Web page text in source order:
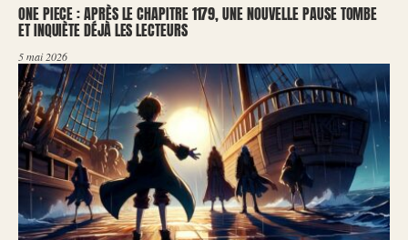
ONE PIECE : APRÈS LE CHAPITRE 1179, UNE NOUVELLE PAUSE TOMBE
ET INQUIÈTE DÉJÀ LES LECTEURS
5 mai 2026